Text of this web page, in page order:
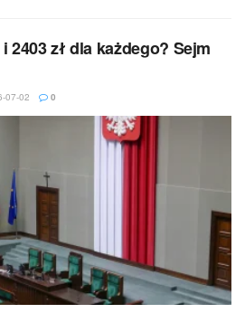
2403 zł dla każdego? Sejm
07-02 0